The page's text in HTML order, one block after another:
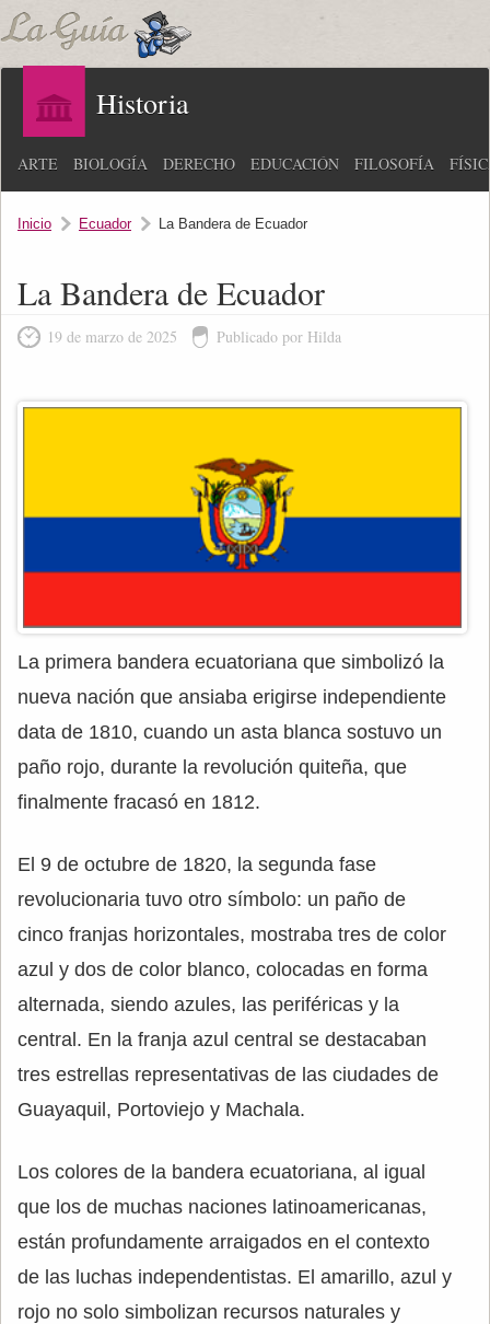
Historia
ARTE BIOLOGÍA DERECHO EDUCACIÓN FILOSOFÍA
Inicio Ecuador La Bandera de Ecuador
La Bandera de Ecuador
19 de marzo de 2025 Publicado por Hilda
La primera bandera ecuatoriana que simbolizó la
nueva nación que ansiaba erigirse independiente
data de 1810, cuando un asta blanca sostuvo un
paño rojo, durante la revolución quiteña, que
finalmente fracasó en 1812.
El 9 de octubre de 1820, la segunda fase
revolucionaria tuvo otro símbolo: un paño de
cinco franjas horizontales, mostraba tres de color
azul y dos de color blanco, colocadas en forma
alternada, siendo azules, las periféricas y la
central. En la franja azul central se destacaban
tres estrellas representativas de las ciudades de
Guayaquil, Portoviejo y Machala.
Los colores de la bandera ecuatoriana, al igual
que los de muchas naciones latinoamericanas,
están profundamente arraigados en el contexto
de las luchas independentistas. El amarillo, azul y
rojo no solo simbolizan recursos naturales y